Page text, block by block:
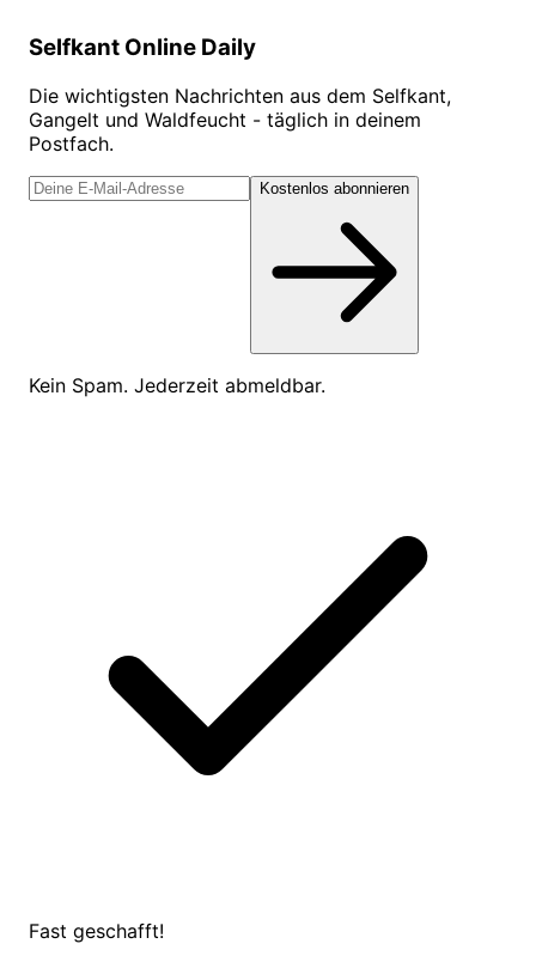
Selfkant Online Daily
Die wichtigsten Nachrichten aus dem Selfkant,
Gangelt und Waldfeucht - täglich in deinem
Postfach.
Kostenlos abonnieren
Kein Spam. Jederzeit abmeldbar.
Fast geschafft!